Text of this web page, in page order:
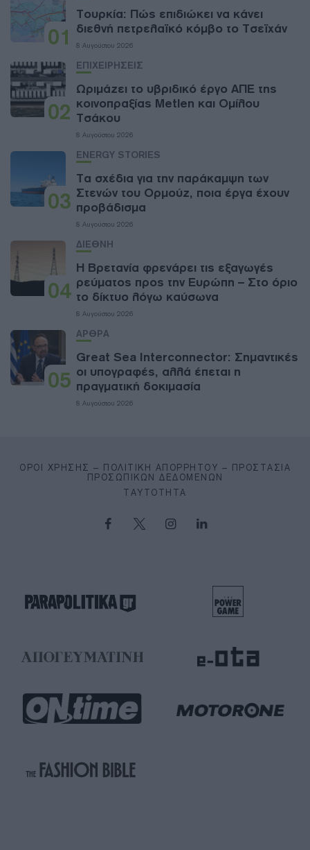
01
Τουρκία: Πώς επιδιώκει να κάνει
διεθνή πετρελαϊκό κόμβο το Τσεϊχάν
8 Αυγούστου 2026
02
ΕΠΙΧΕΙΡΗΣΕΙΣ
Ωριμάζει το υβριδικό έργο ΑΠΕ της
κοινοπραξίας Metlen και Ομίλου
Τσάκου
8 Αυγούστου 2026
03
ENERGY STORIES
Τα σχέδια για την παράκαμψη των
Στενών του Ορμούζ, ποια έργα έχουν
προβάδισμα
8 Αυγούστου 2026
04
ΔΙΕΘΝΗ
Η Βρετανία φρενάρει τις εξαγωγές
ρεύματος προς την Ευρώπη – Στο όριο
το δίκτυο λόγω καύσωνα
8 Αυγούστου 2026
05
ΑΡΘΡΑ
Great Sea Interconnector: Σημαντικές
οι υπογραφές, αλλά έπεται η
πραγματική δοκιμασία
8 Αυγούστου 2026
ΌΡΟΙ ΧΡΉΣΗΣ – ΠΟΛΙΤΙΚΉ ΑΠΟΡΡΉΤΟΥ – ΠΡΟΣΤΑΣΊΑ
ΠΡΟΣΩΠΙΚΏΝ ΔΕΔΟΜΈΝΩΝ
ΤΑΥΤΌΤΗΤΑ